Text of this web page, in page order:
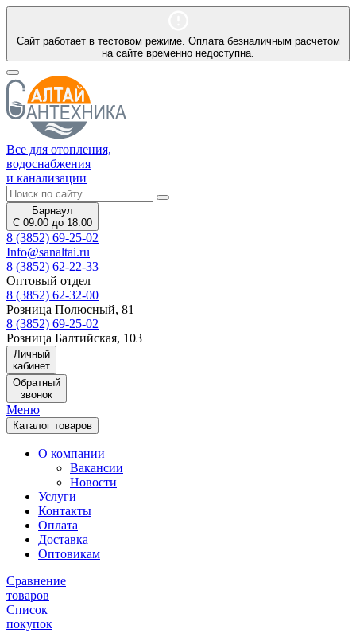
Сайт работает в тестовом режиме. Оплата безналичным расчетом
на сайте временно недоступна.
Все для отопления,
водоснабжения
и канализации
Барнаул
С 09:00 до 18:00
8 (3852) 69-25-02
Info@sanaltai.ru
8 (3852) 62-22-33
Оптовый отдел
8 (3852) 62-32-00
Розница Полюсный, 81
8 (3852) 69-25-02
Розница Балтийская, 103
Личный
кабинет
Обратный
звонок
Меню
Каталог товаров
О компании
Вакансии
Новости
Услуги
Контакты
Оплата
Доставка
Оптовикам
Сравнение
товаров
Список
покупок